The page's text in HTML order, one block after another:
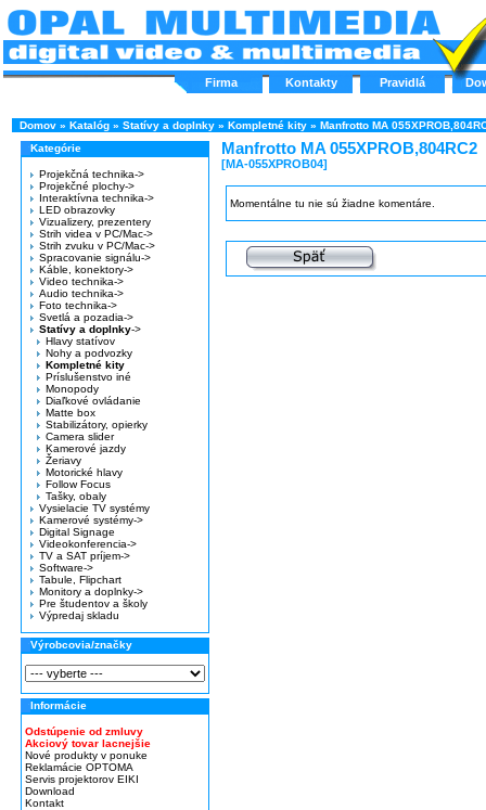
Firma Kontakty Pravidlá
Domov » Katalóg » Statívy a doplnky » Kompletné kity » Manfrotto MA
Kategórie
Projekčná technika->
Projekčné plochy->
Interaktívna technika->
LED obrazovky
Vizualizery, prezentery
Strih videa v PC/Mac->
Strih zvuku v PC/Mac->
Spracovanie signálu->
Káble, konektory->
Video technika->
Audio technika->
Foto technika->
Svetlá a pozadia->
Statívy a doplnky->
Hlavy statívov
Nohy a podvozky
Kompletné kity
Príslušenstvo iné
Monopody
Diaľkové ovládanie
Matte box
Stabilizátory, opierky
Camera slider
Kamerové jazdy
Žeriavy
Motorické hlavy
Follow Focus
Tašky, obaly
Vysielacie TV systémy
Kamerové systémy->
Digital Signage
Videokonferencia->
TV a SAT príjem->
Software->
Tabule, Flipchart
Monitory a doplnky->
Pre študentov a školy
Výpredaj skladu
Výrobcovia/značky
Informácie
Odstúpenie od zmluvy
Akciový tovar lacnejšie
Nové produkty v ponuke
Reklamácie OPTOMA
Servis projektorov EIKI
Download
Kontakt
Manfrotto MA 055XPROB,804RC2
[MA-055XPROB04]
Momentálne tu nie sú žiadne komentáre.